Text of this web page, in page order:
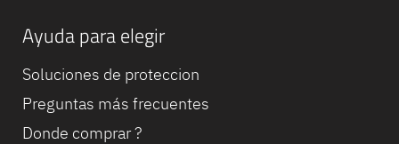
Ayuda para elegir
Soluciones de proteccion
Preguntas más frecuentes
Donde comprar ?